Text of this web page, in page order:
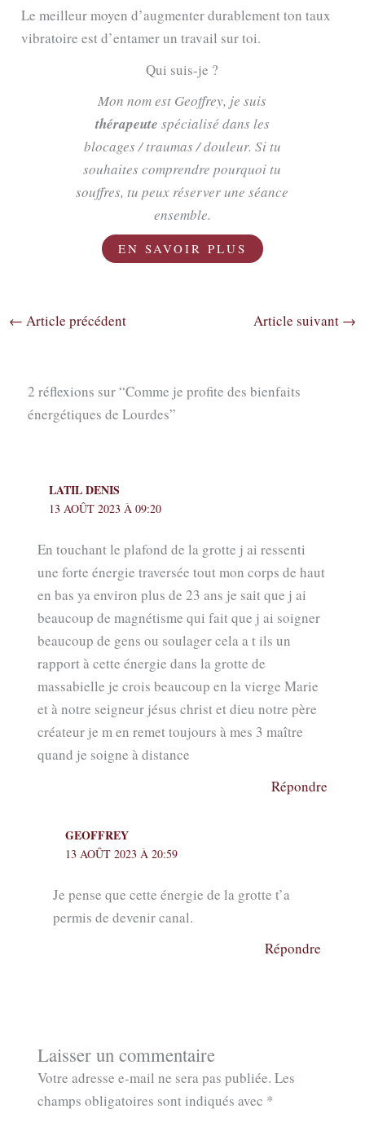
Le meilleur moyen d’augmenter durablement ton taux
vibratoire est d’entamer un travail sur toi.
Qui suis-je ?
Mon nom est Geoffrey, je suis
thérapeute spécialisé dans les
blocages / traumas / douleur. Si tu
souhaites comprendre pourquoi tu
souffres, tu peux réserver une séance
ensemble.
EN SAVOIR PLUS
← Article précédent Article suivant →
2 réflexions sur “Comme je profite des bienfaits
énergétiques de Lourdes”
LATIL DENIS
13 AOÛT 2023 À 09:20
En touchant le plafond de la grotte j ai ressenti
une forte énergie traversée tout mon corps de haut
en bas ya environ plus de 23 ans je sait que j ai
beaucoup de magnétisme qui fait que j ai soigner
beaucoup de gens ou soulager cela a t ils un
rapport à cette énergie dans la grotte de
massabielle je crois beaucoup en la vierge Marie
et à notre seigneur jésus christ et dieu notre père
créateur je m en remet toujours à mes 3 maître
quand je soigne à distance
Répondre
GEOFFREY
13 AOÛT 2023 À 20:59
Je pense que cette énergie de la grotte t’a
permis de devenir canal.
Répondre
Laisser un commentaire
Votre adresse e-mail ne sera pas publiée. Les
champs obligatoires sont indiqués avec *